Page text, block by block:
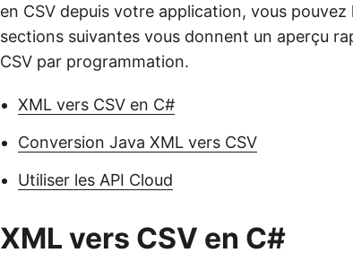
en CSV depuis votre application, vous
sections suivantes vous donnent un aperçu
CSV par programmation.
XML vers CSV en C#
Conversion Java XML vers CSV
Utiliser les API Cloud
XML vers CSV en C#